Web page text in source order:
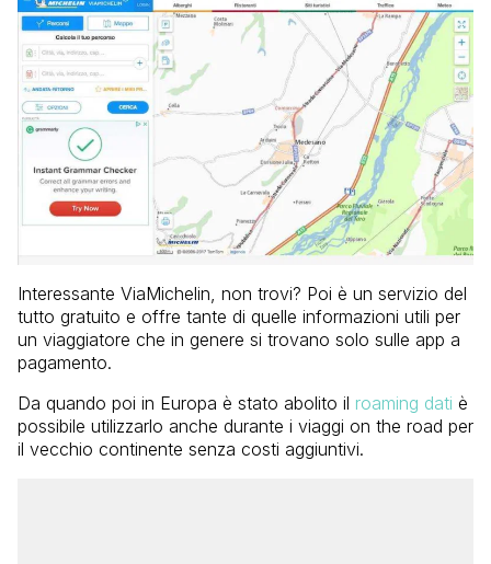
Interessante ViaMichelin, non trovi? Poi è un servizio del
tutto gratuito e offre tante di quelle informazioni utili per
un viaggiatore che in genere si trovano solo sulle app a
pagamento.
Da quando poi in Europa è stato abolito il roaming dati è
possibile utilizzarlo anche durante i viaggi on the road per
il vecchio continente senza costi aggiuntivi.